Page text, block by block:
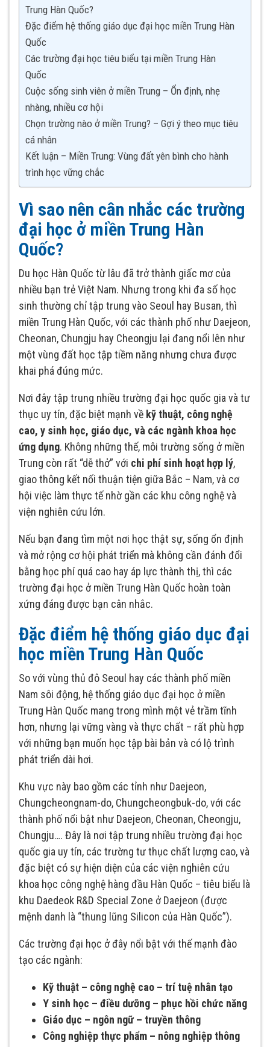
Trung Hàn Quốc?
Đặc điểm hệ thống giáo dục đại học miền Trung Hàn
Quốc
Các trường đại học tiêu biểu tại miền Trung Hàn
Quốc
Cuộc sống sinh viên ở miền Trung – Ổn định, nhẹ
nhàng, nhiều cơ hội
Chọn trường nào ở miền Trung? – Gợi ý theo mục tiêu
cá nhân
Kết luận – Miền Trung: Vùng đất yên bình cho hành
trình học vững chắc
Vì sao nên cân nhắc các trường
đại học ở miền Trung Hàn
Quốc?
Du học Hàn Quốc từ lâu đã trở thành giấc mơ của
nhiều bạn trẻ Việt Nam. Nhưng trong khi đa số học
sinh thường chỉ tập trung vào Seoul hay Busan, thì
miền Trung Hàn Quốc, với các thành phố như Daejeon,
Cheonan, Chungju hay Cheongju lại đang nổi lên như
một vùng đất học tập tiềm năng nhưng chưa được
khai phá đúng mức.
Nơi đây tập trung nhiều trường đại học quốc gia và tư
thục uy tín, đặc biệt mạnh về kỹ thuật, công nghệ
cao, y sinh học, giáo dục, và các ngành khoa học
ứng dụng. Không những thế, môi trường sống ở miền
Trung còn rất “dễ thở” với chi phí sinh hoạt hợp lý,
giao thông kết nối thuận tiện giữa Bắc – Nam, và cơ
hội việc làm thực tế nhờ gần các khu công nghệ và
viện nghiên cứu lớn.
Nếu bạn đang tìm một nơi học thật sự, sống ổn định
và mở rộng cơ hội phát triển mà không cần đánh đổi
bằng học phí quá cao hay áp lực thành thị, thì các
trường đại học ở miền Trung Hàn Quốc hoàn toàn
xứng đáng được bạn cân nhắc.
Đặc điểm hệ thống giáo dục đại
học miền Trung Hàn Quốc
So với vùng thủ đô Seoul hay các thành phố miền
Nam sôi động, hệ thống giáo dục đại học ở miền
Trung Hàn Quốc mang trong mình một vẻ trầm tĩnh
hơn, nhưng lại vững vàng và thực chất – rất phù hợp
với những bạn muốn học tập bài bản và có lộ trình
phát triển dài hơi.
Khu vực này bao gồm các tỉnh như Daejeon,
Chungcheongnam-do, Chungcheongbuk-do, với các
thành phố nổi bật như Daejeon, Cheonan, Cheongju,
Chungju…. Đây là nơi tập trung nhiều trường đại học
quốc gia uy tín, các trường tư thục chất lượng cao, và
đặc biệt có sự hiện diện của các viện nghiên cứu
khoa học công nghệ hàng đầu Hàn Quốc – tiêu biểu là
khu Daedeok R&D Special Zone ở Daejeon (được
mệnh danh là “thung lũng Silicon của Hàn Quốc”).
Các trường đại học ở đây nổi bật với thế mạnh đào
tạo các ngành:
Kỹ thuật – công nghệ cao – trí tuệ nhân tạo
Y sinh học – điều dưỡng – phục hồi chức năng
Giáo dục – ngôn ngữ – truyền thông
Công nghiệp thực phẩm – nông nghiệp thông